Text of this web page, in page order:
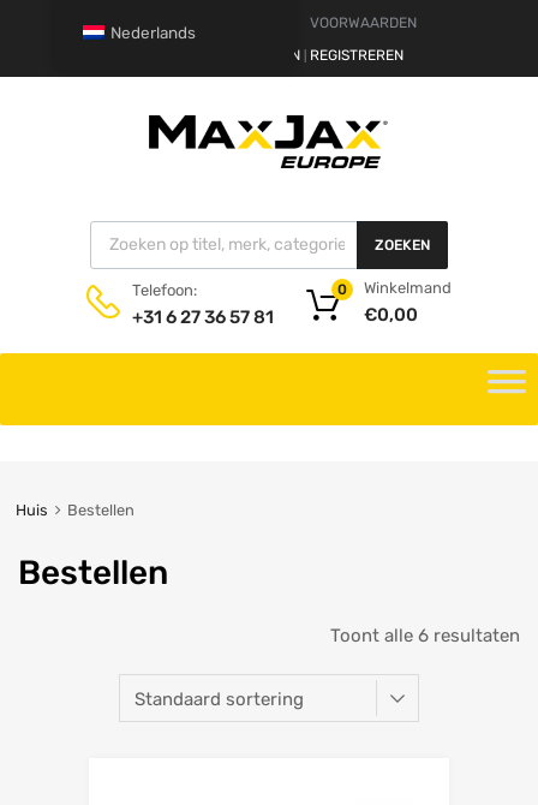
VOORWAARDEN
AANMELDEN REGISTREREN
ZOEKEN
Telefoon:
+31 6 27 36 57 81
Winkelmand
€0,00
0
Huis Bestellen
Bestellen
Toont alle 6 resultaten
Nederlands